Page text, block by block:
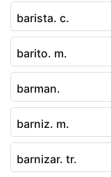
barista. c.
barito. m.
barman.
barniz. m.
barnizar. tr.